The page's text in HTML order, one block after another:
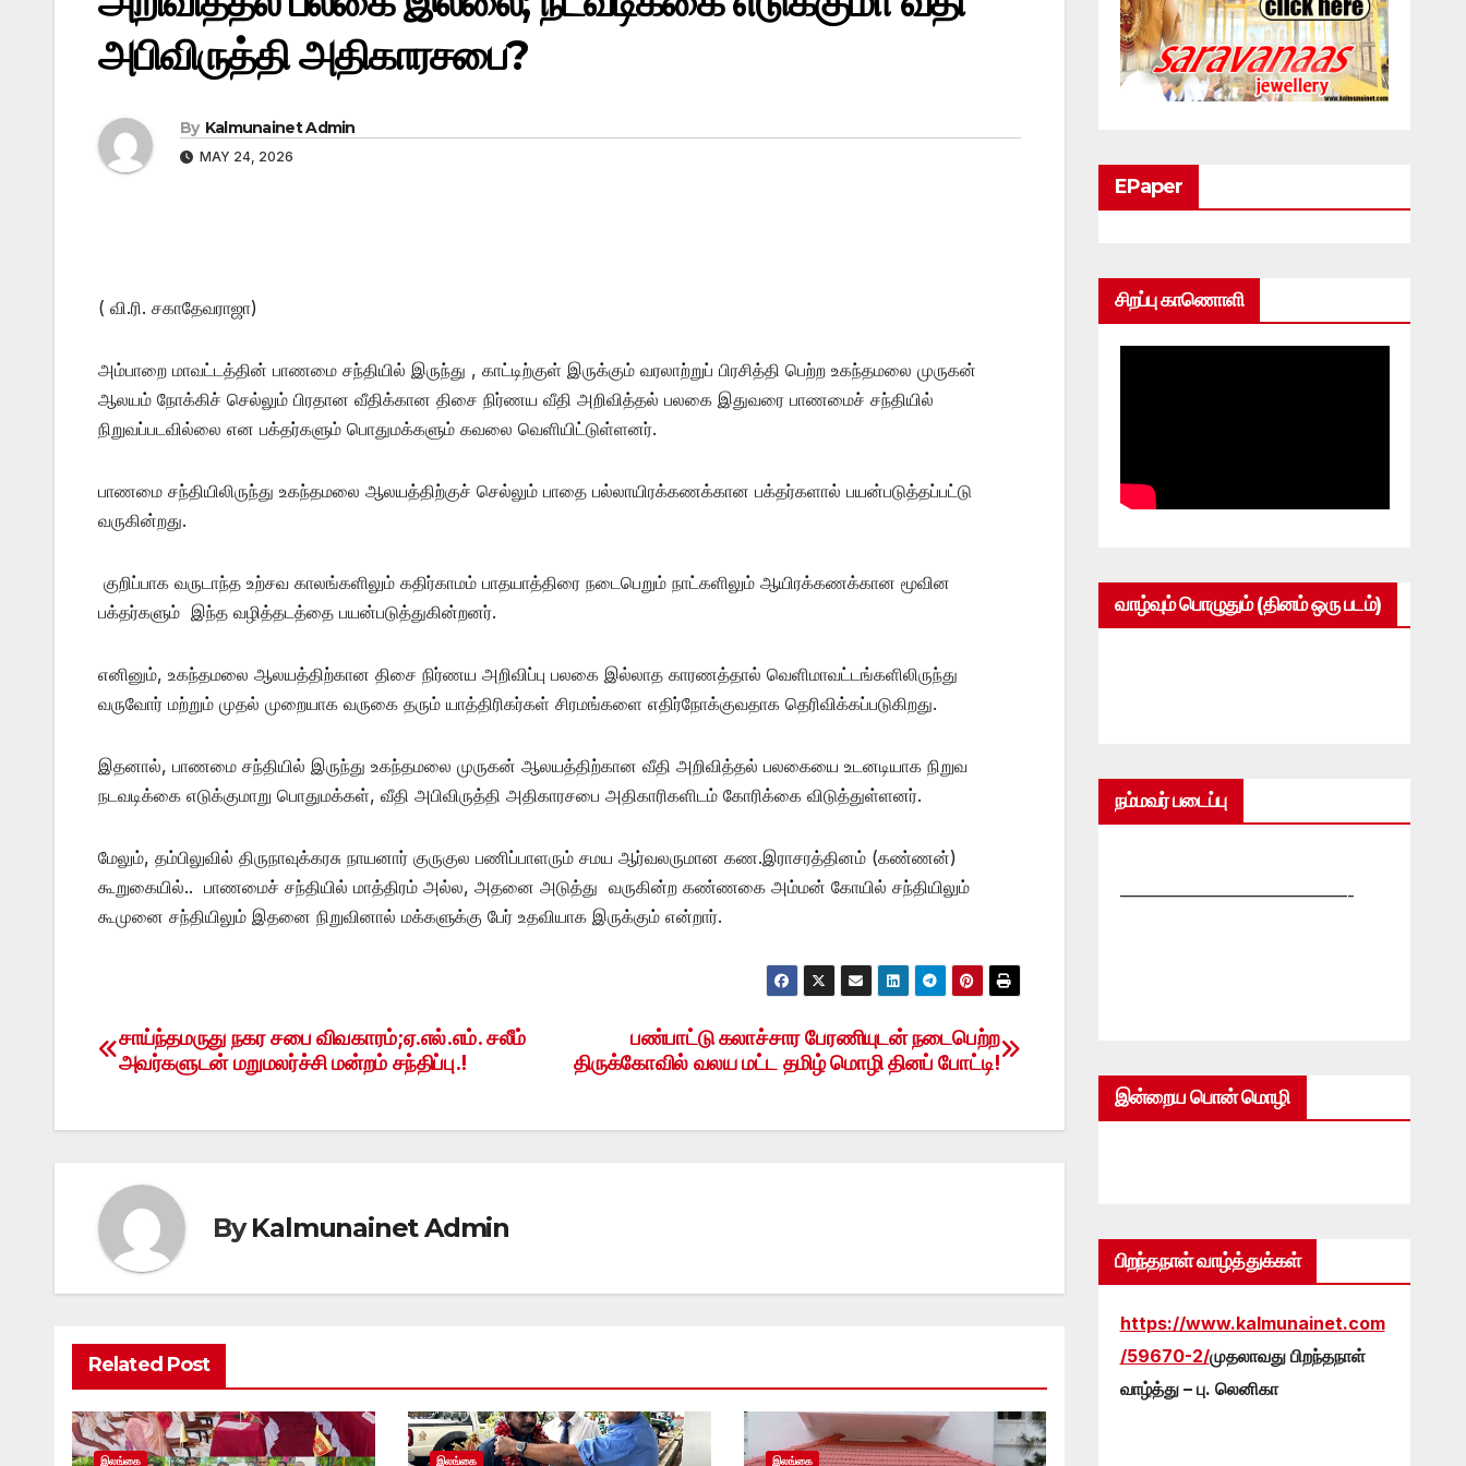
அபிவிருத்தி அதிகாரசபை?
By Kalmunainet Admin
MAY 24, 2026
( வி.ரி. சகாதேவராஜா)
அம்பாறை மாவட்டத்தின் பாணமை சந்தியில் இருந்து , காட்டிற்குள் இருக்கும் வரலாற்றுப் பிரசித்தி பெற்ற உகந்தமலை முருகன்
ஆலயம் நோக்கிச் செல்லும் பிரதான வீதிக்கான திசை நிர்ணய வீதி அறிவித்தல் பலகை இதுவரை பாணமைச் சந்தியில்
நிறுவப்படவில்லை என பக்தர்களும் பொதுமக்களும் கவலை வெளியிட்டுள்ளனர்.
பாணமை சந்தியிலிருந்து உகந்தமலை ஆலயத்திற்குச் செல்லும் பாதை பல்லாயிரக்கணக்கான பக்தர்களால் பயன்படுத்தப்பட்டு
வருகின்றது.
குறிப்பாக வருடாந்த உற்சவ காலங்களிலும் கதிர்காமம் பாதயாத்திரை நடைபெறும் நாட்களிலும் ஆயிரக்கணக்கான மூவின
பக்தர்களும் இந்த வழித்தடத்தை பயன்படுத்துகின்றனர்.
எனினும், உகந்தமலை ஆலயத்திற்கான திசை நிர்ணய அறிவிப்பு பலகை இல்லாத காரணத்தால் வெளிமாவட்டங்களிலிருந்து
வருவோர் மற்றும் முதல் முறையாக வருகை தரும் யாத்திரிகர்கள் சிரமங்களை எதிர்நோக்குவதாக தெரிவிக்கப்படுகிறது.
இதனால், பாணமை சந்தியில் இருந்து உகந்தமலை முருகன் ஆலயத்திற்கான வீதி அறிவித்தல் பலகையை உடனடியாக நிறுவ
நடவடிக்கை எடுக்குமாறு பொதுமக்கள், வீதி அபிவிருத்தி அதிகாரசபை அதிகாரிகளிடம் கோரிக்கை விடுத்துள்ளனர்.
மேலும், தம்பிலுவில் திருநாவுக்கரசு நாயனார் குருகுல பணிப்பாளரும் சமய ஆர்வலருமான கண.இராசரத்தினம் (கண்ணன்)
கூறுகையில்.. பாணமைச் சந்தியில் மாத்திரம் அல்ல, அதனை அடுத்து வருகின்ற கண்ணகை அம்மன் கோயில் சந்தியிலும்
கூமுனை சந்தியிலும் இதனை நிறுவினால் மக்களுக்கு பேர் உதவியாக இருக்கும் என்றார்.
Post
பண்பாட்டு கலாச்சார பேரணியுடன் நடைபெற்ற
திருக்கோவில் வலய மட்ட தமிழ் மொழி தினப் போட்டி!
சாய்ந்தமருது நகர சபை விவகாரம்;ஏ.எல்.எம். சலீம்
அவர்களுடன் மறுமலர்ச்சி மன்றம் சந்திப்பு.!
ByKalmunainet Admin
Related Post
இலங்கை இலங்கை இலங்கை
EPaper
சிறப்பு காணொளி
வாழ்வும் பொழுதும் (தினம் ஒரு படம்)
நம்மவர் படைப்பு
—————————————-
இன்றைய பொன் மொழி
பிறந்தநாள் வாழ்த்துக்கள்
https://www.kalmunainet.com
/59670-2/முதலாவது பிறந்தநாள்
வாழ்த்து – பு. லெனிகா